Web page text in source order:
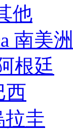
他
南美洲
根廷
西
拉圭